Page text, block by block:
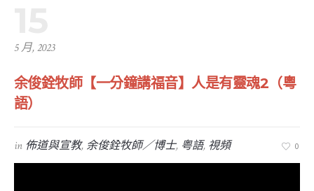
5 月, 2023
余俊銓牧師【一分鐘講福音】人是有靈魂2（粵
語）
in 佈道與宣教, 余俊銓牧師／博士, 粤語, 視頻 0